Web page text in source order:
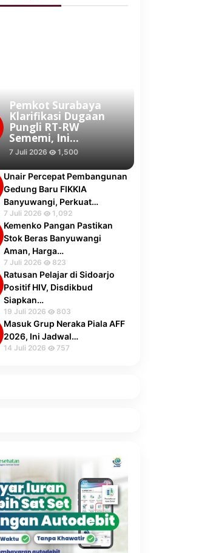
Pemkot Surabaya
Klarifikasi Dugaan
Pungli RT-RW
Sememi, Ini…
7 Juli 2026 1,500
Unair Percepat Pembangunan
Gedung Baru FIKKIA
Banyuwangi, Perkuat…
7 Juli 2026 1,092
Kemenko Pangan Pastikan
Stok Beras Banyuwangi
Aman, Harga…
7 Juli 2026 823
Ratusan Pelajar di Sidoarjo
Positif HIV, Disdikbud
Siapkan…
19 Juli 2026 803
Masuk Grup Neraka Piala AFF
2026, Ini Jadwal…
14 Juli 2026 757